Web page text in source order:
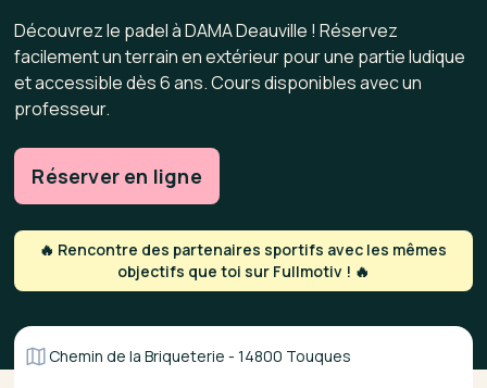
Découvrez le padel à DAMA Deauville ! Réservez
facilement un terrain en extérieur pour une partie ludique
et accessible dès 6 ans. Cours disponibles avec un
professeur.
Réserver en ligne
🔥 Rencontre des partenaires sportifs avec les mêmes
objectifs que toi sur Fullmotiv ! 🔥
Chemin de la Briqueterie - 14800 Touques